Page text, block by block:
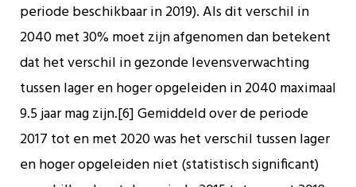
periode beschikbaar in 2019). Als dit verschil in
2040 met 30% moet zijn afgenomen dan betekent
dat het verschil in gezonde levensverwachting
tussen lager en hoger opgeleiden in 2040 maximaal
9.5 jaar mag zijn.[6] Gemiddeld over de periode
2017 tot en met 2020 was het verschil tussen lager
en hoger opgeleiden niet (statistisch significant)